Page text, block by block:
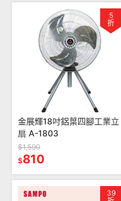
5
折
金展輝18吋鋁葉四腳工業立
扇 A-1803
$1,590
$810
39